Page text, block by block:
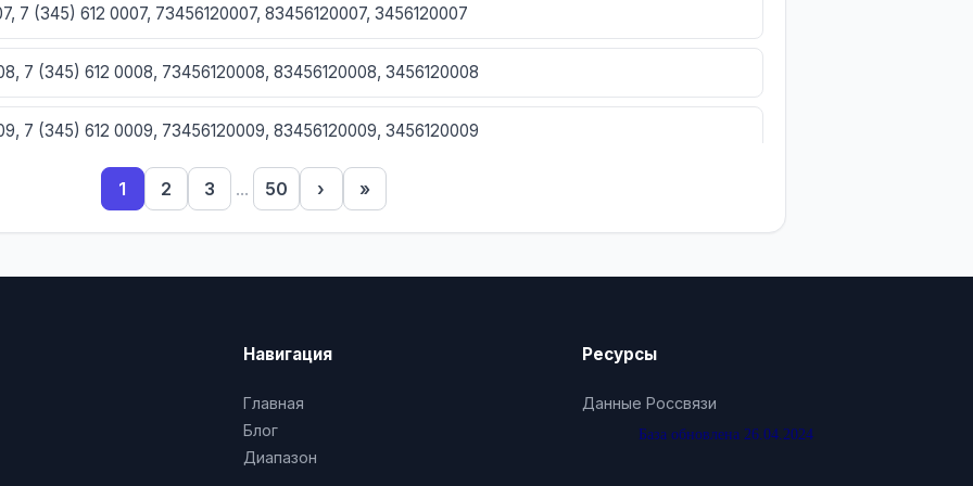
7 (345) 612 0007, 73456120007, 83456120007, 3456120007
7 (345) 612 0008, 73456120008, 83456120008, 3456120008
7 (345) 612 0009, 73456120009, 83456120009, 3456120009
7 (345) 612 0010, 73456120010, 83456120010, 3456120010
(345) 612 0013, 73456120013, 83456120013, 3456120013
(345) 612 0014, 73456120014, 83456120014, 3456120014
1 2 3 ... 50 › »
Навигация
Главная
Блог
Диапазон
Ресурсы
Данные Россвязи
База обновлена 26.04.2024